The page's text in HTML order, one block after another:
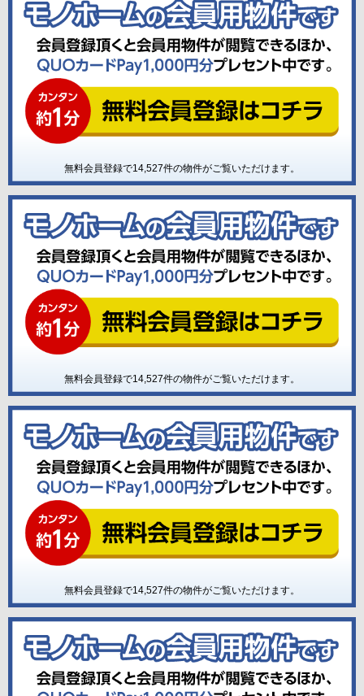
無料会員登録で14,527件の物件がご覧いただけます。
無料会員登録で14,527件の物件がご覧いただけます。
無料会員登録で14,527件の物件がご覧いただけます。